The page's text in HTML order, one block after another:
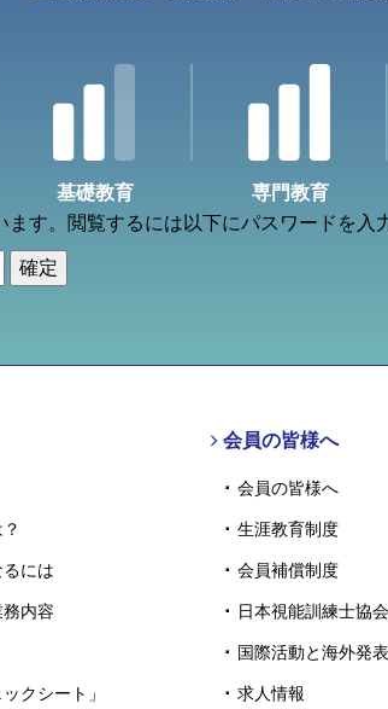
基礎教育 専門教育
す。閲覧するには以下にパスワードを入
には
内容
クシート」
会員の皆様へ
会員の皆様へ
生涯教育制度
会員補償制度
日本視能訓練士協
国際活動と海外発
求人情報